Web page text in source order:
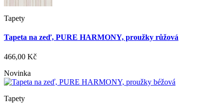
Tapety
Tapeta na zeď, PURE HARMONY, proužky růžová
466,00 Kč
Novinka
Tapety